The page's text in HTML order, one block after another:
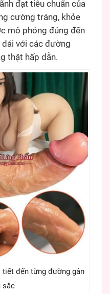
đạt tiêu chuẩn của
cường tráng, khỏe
mô phỏng đúng đến
với các đường
thật hấp dẫn.
đến từng đường gân
sắc